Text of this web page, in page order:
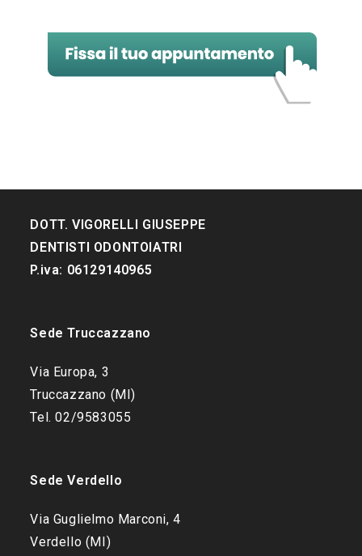
DOTT. VIGORELLI GIUSEPPE
DENTISTI ODONTOIATRI
P.iva: 06129140965
Sede Truccazzano
Via Europa, 3
Truccazzano (MI)
Tel. 02/9583055
Sede Verdello
Via Guglielmo Marconi, 4
Verdello (MI)